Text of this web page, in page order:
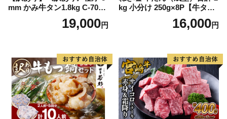
mm かみ牛タン1.8kg C-709-
19,000円
kg 小分け 250g×8P【牛タン
牛肉 焼肉用 薄切り 訳あり サ
16,000円